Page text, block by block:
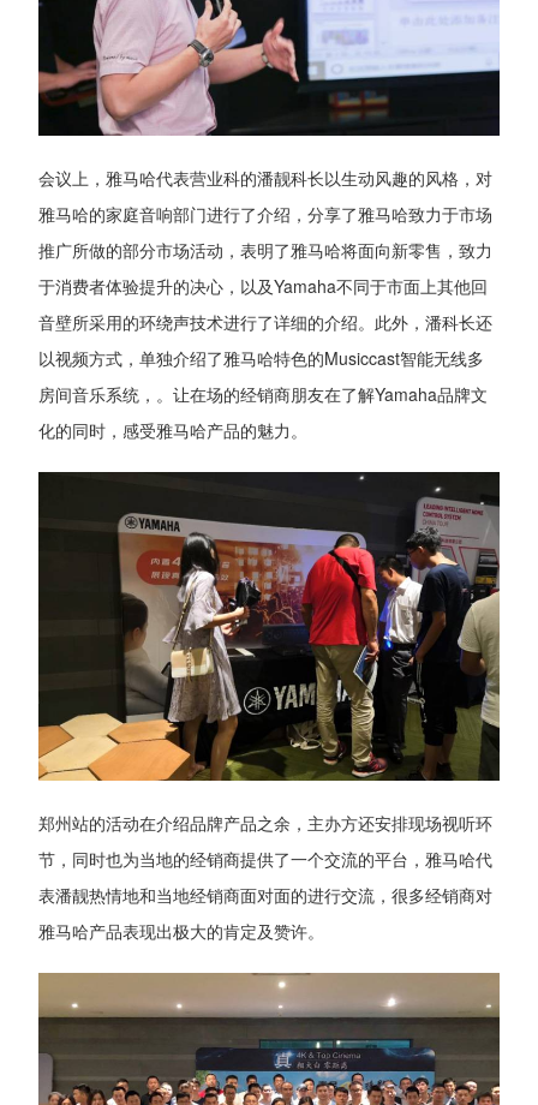
会议上，雅马哈代表营业科的潘靓科长以生动风趣的风格，对
雅马哈的家庭音响部门进行了介绍，分享了雅马哈致力于市场
推广所做的部分市场活动，表明了雅马哈将面向新零售，致力
于消费者体验提升的决心，以及Yamaha不同于市面上其他回
音壁所采用的环绕声技术进行了详细的介绍。此外，潘科长还
以视频方式，单独介绍了雅马哈特色的Musiccast智能无线多
房间音乐系统，。让在场的经销商朋友在了解Yamaha品牌文
化的同时，感受雅马哈产品的魅力。
郑州站的活动在介绍品牌产品之余，主办方还安排现场视听环
节，同时也为当地的经销商提供了一个交流的平台，雅马哈代
表潘靓热情地和当地经销商面对面的进行交流，很多经销商对
雅马哈产品表现出极大的肯定及赞许。